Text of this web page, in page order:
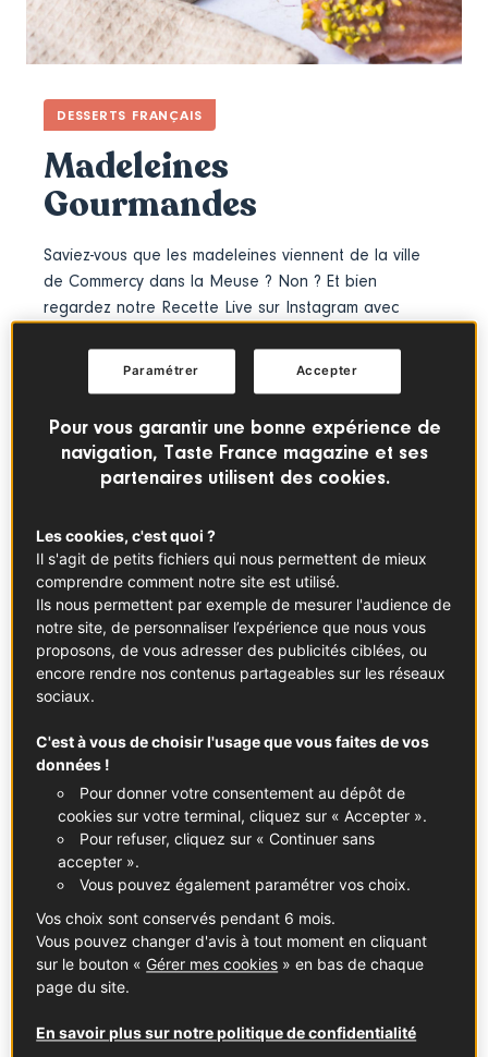
DESSERTS FRANÇAIS
Madeleines
Gourmandes
Saviez-vous que les madeleines viennent de la ville
de Commercy dans la Meuse ? Non ? Et bien
regardez notre Recette Live sur Instagram avec
ROMANTIQUE EVÉNEMENT
CUISINE DU QUOTIDIEN
Galette complète de sarrasin, oeuf, jambon et
Emmental rapé
OCCASIONS SPÉCIALES
Pour vous garantir une bonne expérience de
navigation, Taste France magazine et ses
partenaires utilisent des cookies.
Les cookies, c'est quoi ?
Il s'agit de petits fichiers qui nous permettent de mieux
comprendre comment notre site est utilisé.
Ils nous permettent par exemple de mesurer l'audience de
notre site, de personnaliser l’expérience que nous vous
proposons, de vous adresser des publicités ciblées, ou
encore rendre nos contenus partageables sur les réseaux
sociaux.
C'est à vous de choisir l'usage que vous faites de vos
données !
Pour donner votre consentement au dépôt de
cookies sur votre terminal, cliquez sur « Accepter ».
Pour refuser, cliquez sur « Continuer sans
accepter ».
Vous pouvez également paramétrer vos choix.
Vos choix sont conservés pendant 6 mois.
Vous pouvez changer d'avis à tout moment en cliquant
sur le bouton « Gérer mes cookies » en bas de chaque
page du site.
En savoir plus sur notre politique de confidentialité
Accepter
Paramétrer